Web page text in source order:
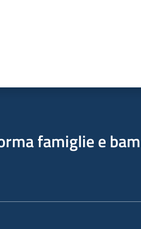
famiglie e